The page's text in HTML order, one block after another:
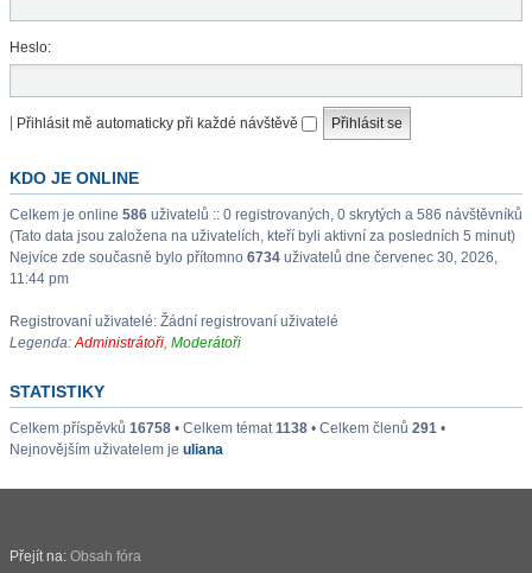
Heslo:
Přihlásit mě automaticky při každé návštěvě
KDO JE ONLINE
Celkem je online 586 uživatelů :: 0 registrovaných, 0 skrytých a 586 návštěvníků
(Tato data jsou založena na uživatelích, kteří byli aktivní za posledních 5 minut)
Nejvíce zde současně bylo přítomno 6734 uživatelů dne červenec 30, 2026,
11:44 pm
Registrovaní uživatelé: Žádní registrovaní uživatelé
Legenda:Administrátoři, Moderátoři
STATISTIKY
Celkem příspěvků 16758 • Celkem témat1138 • Celkem členů 291 •
Nejnovějším uživatelem je uliana
Přejít na: Obsah fóra